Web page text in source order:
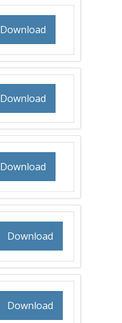
Download
Download
Download
Download
Download